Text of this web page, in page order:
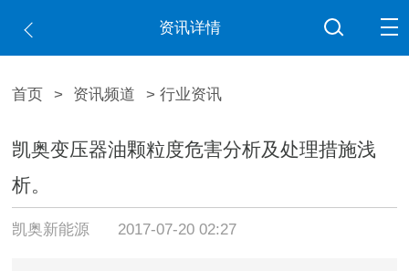
资讯详情
首页 > 资讯频道 > 行业资讯
凯奥变压器油颗粒度危害分析及处理措施浅
析。
凯奥新能源 2017-07-20 02:27